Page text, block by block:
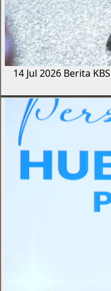
14 Jul 2026Berita KBS